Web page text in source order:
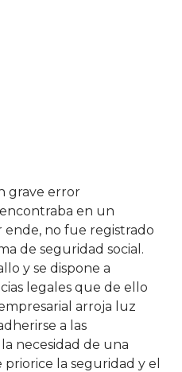
grave error
en un
ende, no fue registrado
de seguridad social.
y se dispone a
legales que de ello
arroja luz
a las
necesidad de una
la seguridad y el